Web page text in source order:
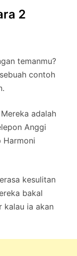
2
temanmu?
contoh
adalah
Anggi
Harmoni
kesulitan
bakal
kalau ia akan